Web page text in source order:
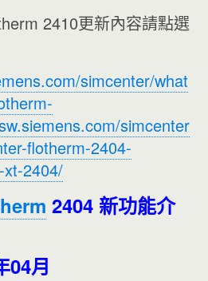
2410更新內容請點選
simcenter/what
simcenter
flotherm-2404-
2404/
2404 新功能介
04月